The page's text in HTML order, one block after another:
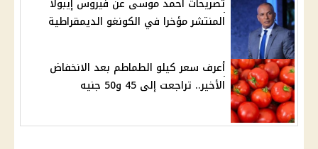
المنتشر مؤخرا في الكونغو الديمقراطية
أعرف سعر كيلو الطماطم بعد الانخفاض
الأخير.. تراجعت إلى 45 و50 جنيه